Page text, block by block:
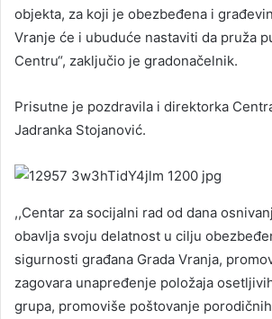
objekta, za koji je obezbeđena i
Vranje će i ubuduće nastaviti da pruža
Centru“, zaključio je gradonačelnik.
Prisutne je pozdravila i direktorka
Jadranka Stojanović.
,,Centar za socijalni rad od dana
obavlja svoju delatnost u cilju
sigurnosti građana Grada Vranja,
zagovara unapređenje položaja
grupa, promoviše poštovanje